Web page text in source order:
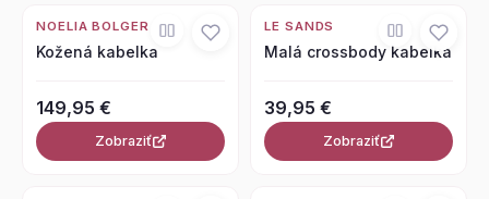
NOELIA BOLGER
Kožená kabelka
149,95 €
Zobraziť
LE SANDS
Malá crossbody kabelka
39,95 €
Zobraziť